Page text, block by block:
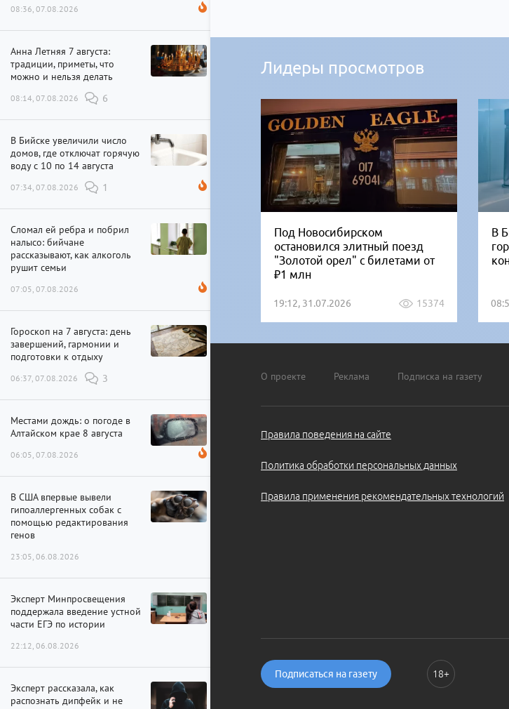
08:36, 07.08.2026
Анна Летняя 7 августа:
традиции, приметы, что
можно и нельзя делать
08:14, 07.08.2026 6
В Бийске увеличили число
домов, где отключат горячую
воду с 10 по 14 августа
07:34, 07.08.2026 1
Сломал ей ребра и побрил
налысо: бийчане
рассказывают, как алкоголь
рушит семьи
07:05, 07.08.2026
Гороскоп на 7 августа: день
завершений, гармонии и
подготовки к отдыху
06:37, 07.08.2026 3
Местами дождь: о погоде в
Алтайском крае 8 августа
06:05, 07.08.2026
В США впервые вывели
гипоаллергенных собак с
помощью редактирования
генов
23:05, 06.08.2026
Эксперт Минпросвещения
поддержала введение устной
части ЕГЭ по истории
22:12, 06.08.2026
Эксперт рассказала, как
распознать дипфейк и не
Лидеры просмотров
Под Новосибирском
остановился элитный поезд
"Золотой орел" с билетами от
₽1 млн
19:12, 31.07.2026 15374
В
О проекте Реклама Подписка на газету
Правила поведения на сайте
Политика обработки персональных данных
Правила применения рекомендательных технологий
Подписаться на газету 18+